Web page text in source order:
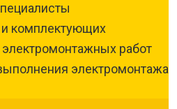
и комплектующих
работ
электромонтажа